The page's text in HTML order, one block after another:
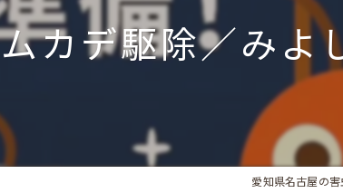
ムカデ駆除／みよ
愛知県名古屋の